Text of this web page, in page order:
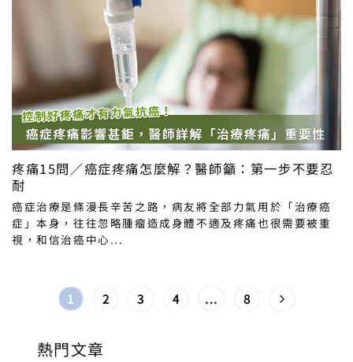
疼痛15問／癌症疼痛怎麼解？醫師籲：第一步不要忍
耐
癌症治療是條漫長辛苦之路，病友將全部力氣用於「治療癌
症」本身，往往忽略腫瘤造成身體不適及疼痛也很需要被重
視，和信治癌中心...
1 2 3 4 ... 8
熱門文章